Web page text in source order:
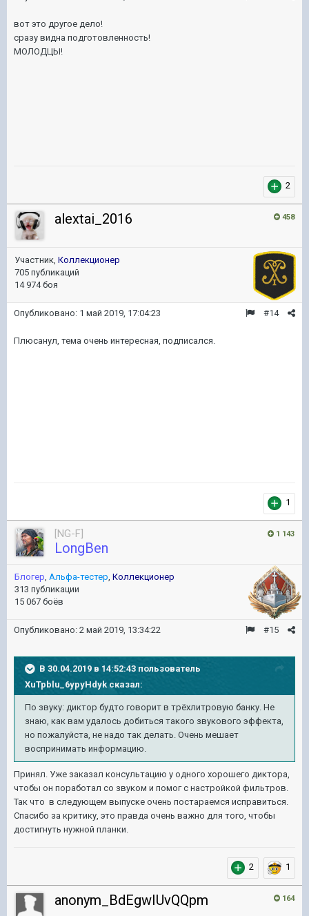
вот это другое дело!
сразу видна подготовленность!
МОЛОДЦЫ!
2
458
alextai_2016
Участник, Коллекционер
705 публикаций
14 974 боя
#14
Опубликовано: 1 май 2019, 17:04:23
Плюсанул, тема очень интересная, подписался.
1
1 143
[NG-F]
LongBen
Блогер Альфа-тестер Коллекционер
313 публикации
15 067 боёв
#15
Опубликовано: 2 май 2019, 13:34:22
В 30.04.2019 в 14:52:43 пользователь
XuTpblu_6ypyHdyk сказал:
По звуку: диктор будто говорит в трёхлитровую банку. Не
знаю, как вам удалось добиться такого звукового эффекта,
но пожалуйста, не надо так делать. Очень мешает
воспринимать информацию.
Принял. Уже заказал консультацию у одного хорошего диктора,
чтобы он поработал со звуком и помог с настройкой фильтров.
Так что в следующем выпуске очень постараемся исправиться.
Спасибо за критику, это правда очень важно для того, чтобы
достигнуть нужной планки.
2 1
164
anonym_BdEgwIUvQQpm